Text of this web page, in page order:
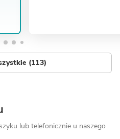
(113)
lub telefonicznie u naszego